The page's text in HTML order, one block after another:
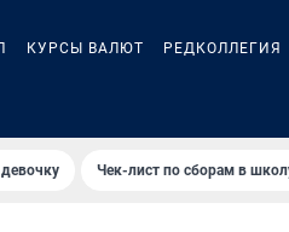
КУРСЫ ВАЛЮТ РЕДКОЛЛЕГИЯ
Чек-лист по сборам в